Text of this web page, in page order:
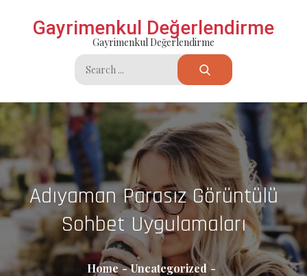
Gayrimenkul Değerlendirme
Gayrimenkul Değerlendirme
Search
for:
Adıyaman Parasız Görüntülü
Sohbet Uygulamaları
Home
Uncategorized